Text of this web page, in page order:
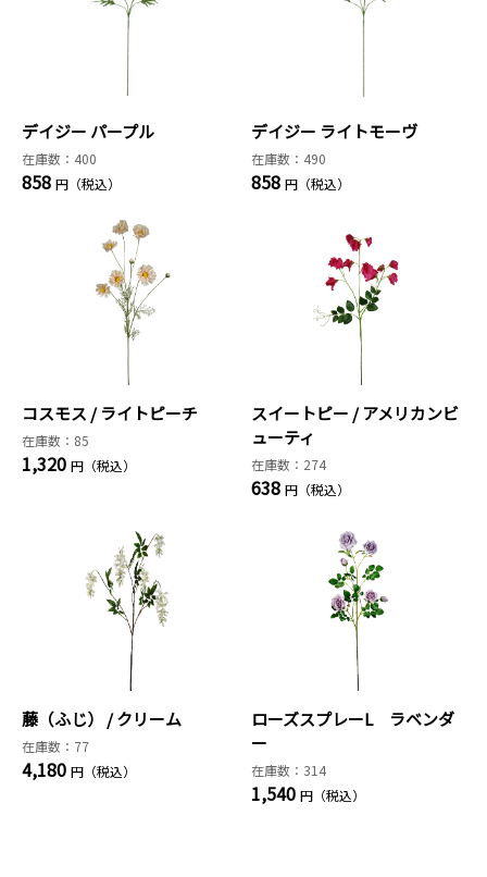
デイジー パープル
在庫数：400
858 円（税込）
デイジー ライトモーヴ
在庫数：490
858 円（税込）
コスモス / ライトピーチ
在庫数：85
1,320 円（税込）
スイートピー / アメリカンビ
ューティ
在庫数：274
638 円（税込）
藤（ふじ） / クリーム
在庫数：77
4,180 円（税込）
ローズスプレーL ラベンダ
ー
在庫数：314
1,540 円（税込）